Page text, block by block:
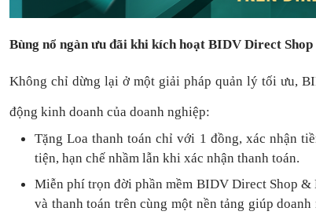
Bùng nổ ngàn ưu đãi khi kích hoạt BIDV Direct Shop
Không chỉ dừng lại ở một giải pháp quản lý tối ưu,
động kinh doanh của doanh nghiệp:
Tặng Loa thanh toánchỉ với 1 đồng,xác nhận
tiện, hạn chế nhầm lẫn khi xác nhận thanh toán.
Miễn phí trọn đờiphần mềm BIDV Direct Shop &
và thanh toán trên cùng một nền tảng giúp